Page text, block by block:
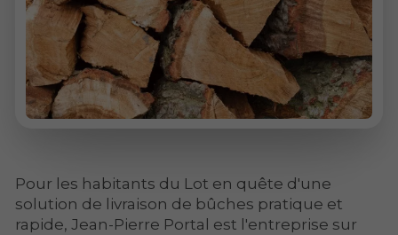
Pour les habitants du Lot en quête d'une
solution de livraison de bûches pratique et
rapide, Jean-Pierre Portal est l'entreprise sur